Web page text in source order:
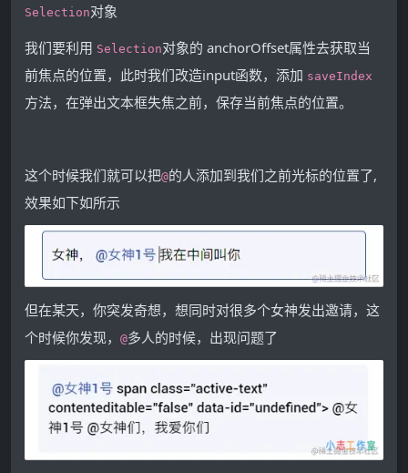
Selection对象
我们要利用 Selection对象的 anchorOffset属性去获取当
前焦点的位置，此时我们改造input函数，添加 saveIndex
方法，在弹出文本框失焦之前，保存当前焦点的位置。
这个时候我们就可以把@的人添加到我们之前光标的位置了,
效果如下如所示
但在某天，你突发奇想，想同时对很多个女神发出邀请，这
个时候你发现，
@多人的时候，出现问题了